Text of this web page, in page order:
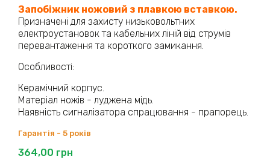
Запобіжник ножовий з плавкою вставкою.
Призначені для захисту низьковольтних
електроустановок та кабельних ліній від струмів
перевантаження та короткого замикання.
Особливості:
Керамічний корпус.
Матеріал ножів - луджена мідь.
Наявність сигналізатора спрацювання - прапорець.
Гарантія - 5 років
364,00 грн